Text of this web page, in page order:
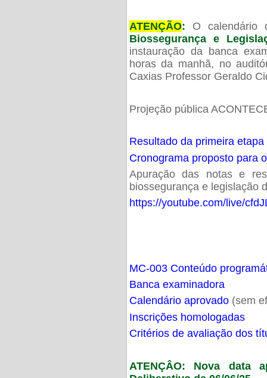
ATENÇÃO: O calendário
Biossegurança e
instauração da banca
horas da manhã, no
Caxias Professor Geraldo
Projeção pública
Resultado da primeira
Cronograma proposto para
Apuração das notas e
biossegurança e legislação
https://youtube.com/live/
MC-003 Conteúdo
Banca examinadora
Calendário aprovado(sem
Inscrições homologadas
Critérios de avaliação dos
ATENÇÂO: Nova data